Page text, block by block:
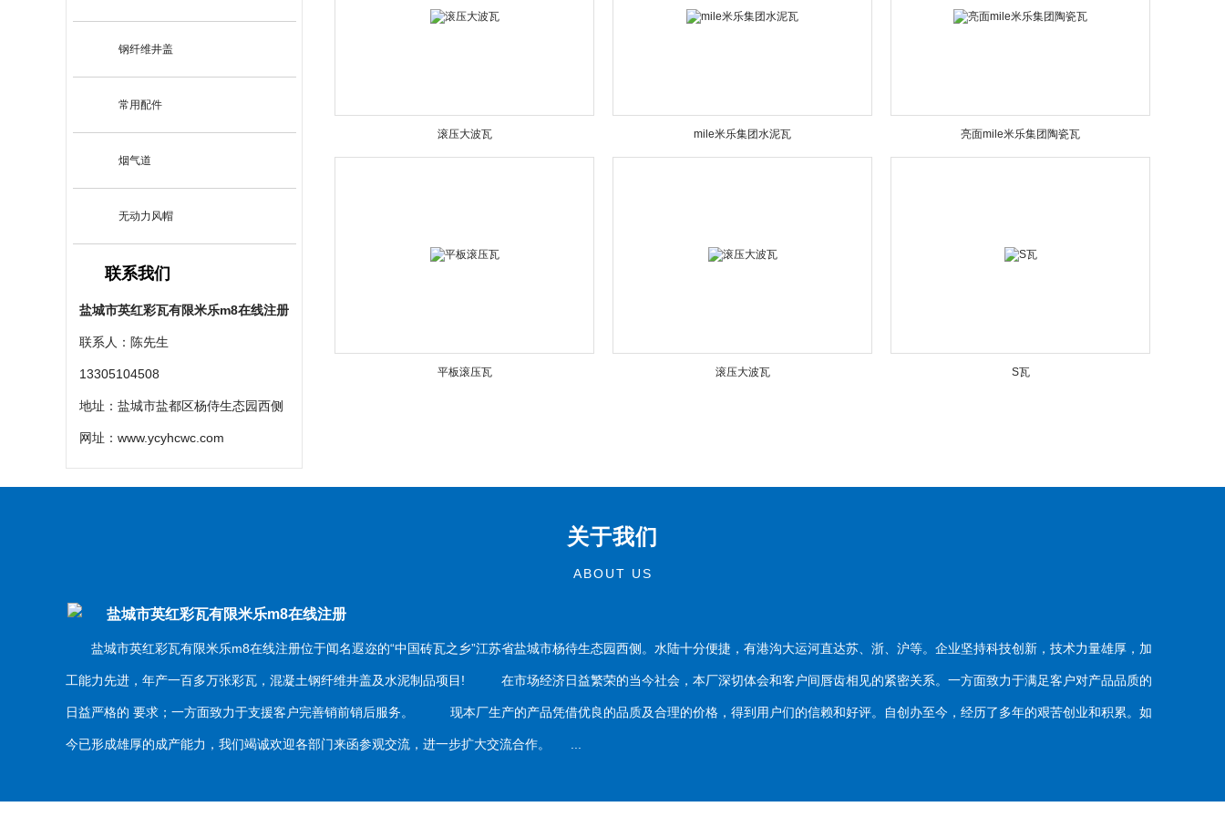
钢纤维井盖
常用配件
烟气道
无动力风帽
联系我们
盐城市英红彩瓦有限米乐m8在线注册
联系人：陈先生
13305104508
地址：盐城市盐都区杨侍生态园西侧
网址： www.ycyhcwc.com
滚压大波瓦 mile米乐集团水泥瓦 亮面mile米乐集团陶瓷瓦
平板滚压瓦 滚压大波瓦 S瓦
关于我们
ABOUT US
盐城市英红彩瓦有限米乐m8在线注册
盐城市英红彩瓦有限米乐m8在线注册位于闻名遐迩的“中国砖瓦之乡”江苏省盐城市杨待生态园西侧。水陆十分便捷，有港沟大运河直达苏、浙、沪等。企业坚持科技创新，技术力量雄厚，加
工能力先进，年产一百多万张彩瓦，混凝土钢纤维井盖及水泥制品项目! 在市场经济日益繁荣的当今社会，本厂深切体会和客户间唇齿相见的紧密关系。一方面致力于满足客户对产品品质的
日益严格的 要求；一方面致力于支援客户完善销前销后服务。 现本厂生产的产品凭借优良的品质及合理的价格，得到用户们的信赖和好评。自创办至今，经历了多年的艰苦创业和积累。如
今已形成雄厚的成产能力，我们竭诚欢迎各部门来函参观交流，进一步扩大交流合作。 ...